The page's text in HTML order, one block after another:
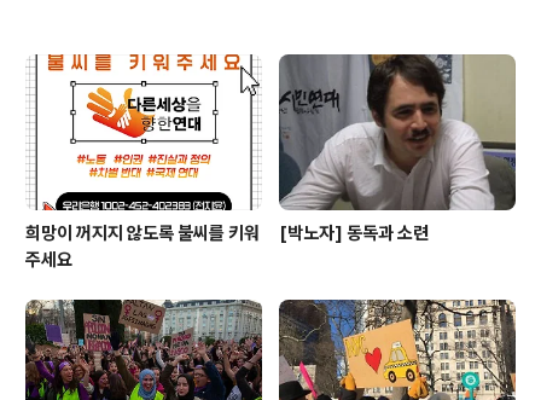
희망이 꺼지지 않도록 불씨를 키워
주세요
[박노자] 동독과 소련